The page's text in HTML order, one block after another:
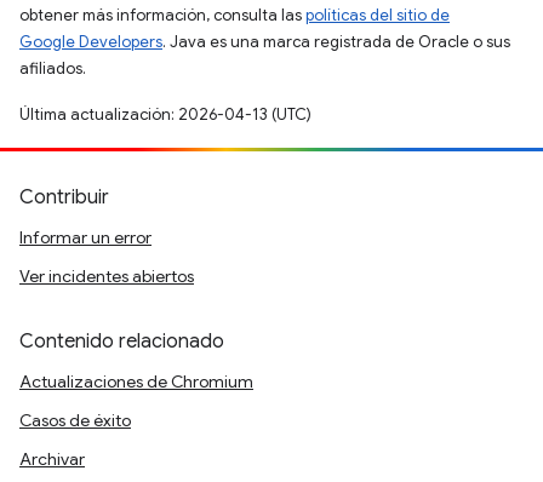
obtener más información, consulta laspolíticas del sitio de
Google Developers. Java es una marca registrada de Oracle o sus
afiliados.
Última actualización: 2026-04-13 (UTC)
Contribuir
Informar un error
Ver incidentes abiertos
Contenido relacionado
Actualizaciones de Chromium
Casos de éxito
Archivar